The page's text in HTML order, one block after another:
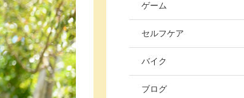
ゲーム
セルフケア
バイク
ブログ